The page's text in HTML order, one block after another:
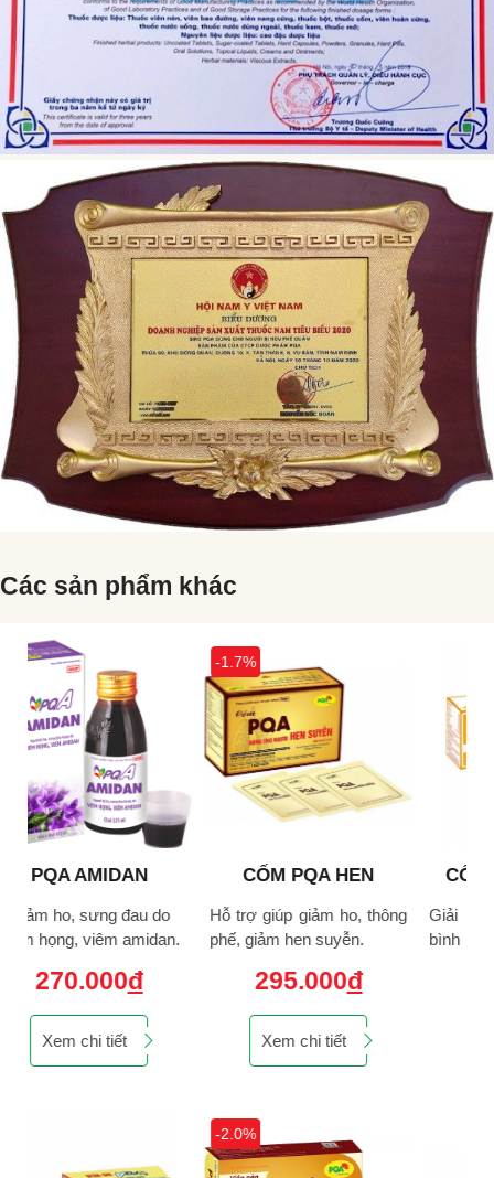
Các sản phẩm khác
-1.7%
CỐM PQA HEN
Hỗ trợ giúp giảm ho, thông
phế, giảm hen suyễn.
295.000
Xem chi tiết
CỐM PQA HO HEN
Giải cảm hàn, thông phế,
bình suyễn, thông thoáng
hen.
294.000
Xem chi tiết